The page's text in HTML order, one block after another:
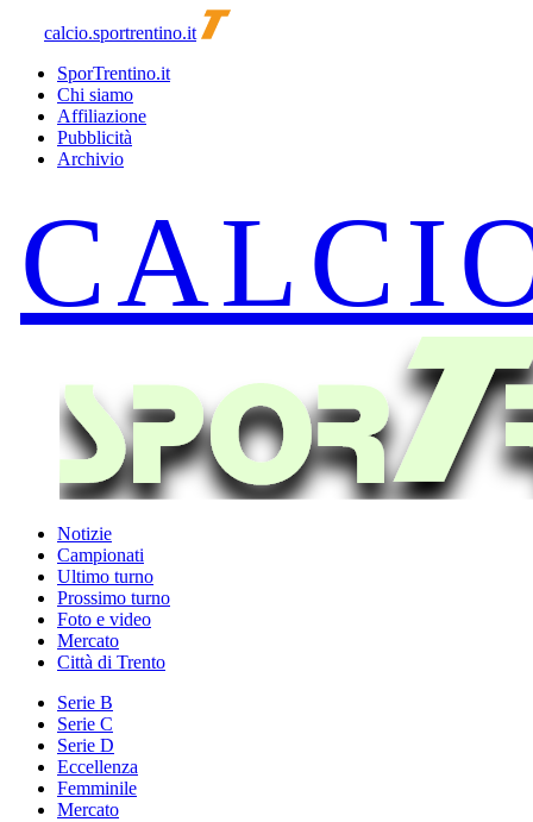
calcio.sportrentino.it
SporTrentino.it
Chi siamo
Affiliazione
Pubblicità
Archivio
Notizie
Campionati
Ultimo turno
Prossimo turno
Foto e video
Mercato
Città di Trento
Serie B
Serie C
Serie D
Eccellenza
Femminile
Mercato